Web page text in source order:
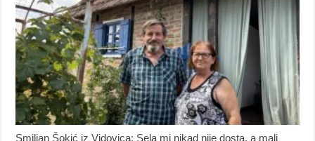
Smiljan Šokić iz Vidovica: Sela mi nikad nije dosta, a mali